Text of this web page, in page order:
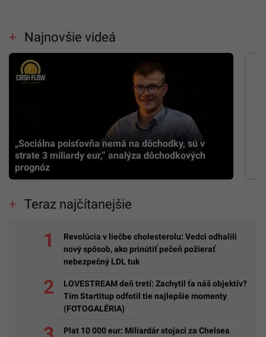
Najnovšie videá
„Sociálna poisťovňa nemá na dôchodky, sú v
strate 3 miliardy eur,” analýza dôchodkových
prognóz
Teraz najčítanejšie
Revolúcia v liečbe cholesterolu: Vedci odhalili
nový spôsob, ako prinútiť pečeň požierať
nebezpečný LDL tuk
LOVESTREAM deň tretí: Zachytil ťa náš objektív?
Tím Startitup odfotil tie najlepšie momenty
(FOTOGALÉRIA)
Plat 10 000 eur: Miliardár stojaci za Chelsea